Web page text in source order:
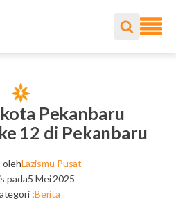
Pekanbaru
12 di Pekanbaru
olehLazismu Pusat
pada5 Mei 2025
:Berita